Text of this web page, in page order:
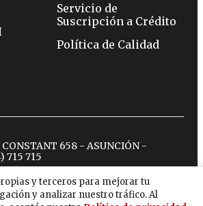
y terceros para mejorar tu
y analizar nuestro tráfico. Al
Servicio de
Suscripción a Crédito
Política de Calidad
658 - ASUNCIÓN -
715 715
tiktokyoutubespotify